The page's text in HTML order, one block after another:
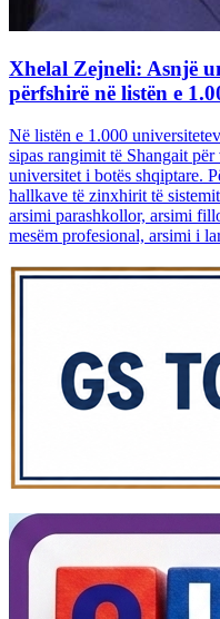
Xhelal Zejneli: Asnjë
përfshirë në listën e
Në listën e 1.000
sipas rangimit të Shangait
universitet i botës shqiptare.
hallkave të zinxhirit të
arsimi parashkollor, arsimi
mesëm profesional, arsimi i